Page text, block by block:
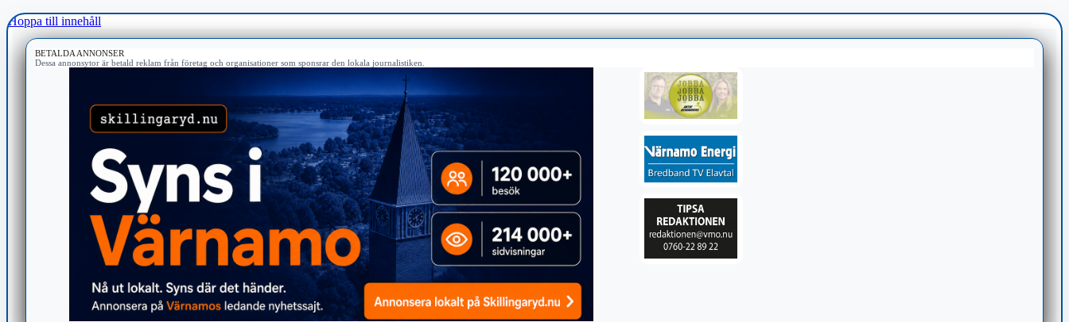
Hoppa till innehåll
BETALDA ANNONSER
Dessa annonsytor är betald reklam från företag och organisationer som sponsrar den lokala journalistiken.